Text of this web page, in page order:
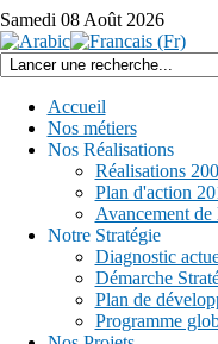
Samedi 08 Août 2026
Accueil
Nos métiers
Nos Réalisations
Réalisations
Plan d'action
Avancement
Notre Stratégie
Diagnostic
Démarche
Plan de
Programme